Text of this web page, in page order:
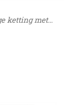
ketting met…